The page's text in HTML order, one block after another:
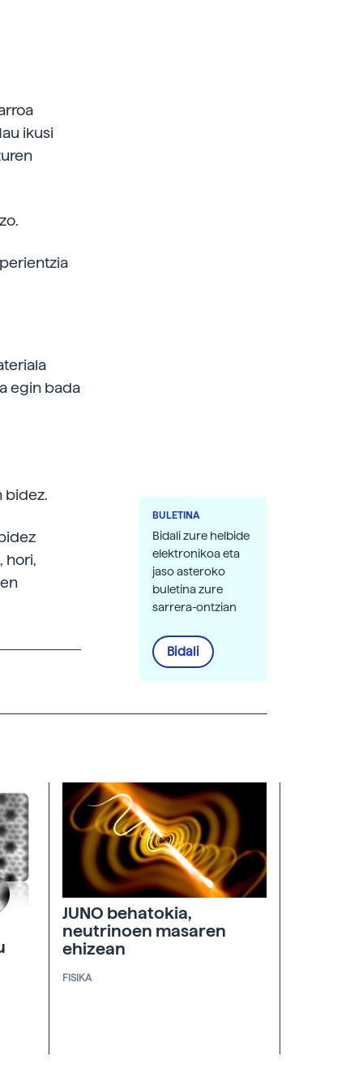
ikusi
egin bada
bidez.
hori,
BULETINA
Bidali zure helbide
elektronikoa eta
jaso asteroko
buletina zure
sarrera-ontzian
Bidali
JUNO behatokia,
neutrinoen masaren
ehizean
FISIKA